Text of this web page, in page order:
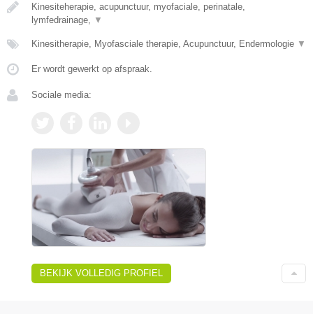
Kinesiteherapie, acupunctuur, myofaciale, perinatale,
lymfedrainage,
▼
Kinesitherapie, Myofasciale therapie, Acupunctuur, Endermologie ▼
Er wordt gewerkt op afspraak.
Sociale media:
BEKIJK VOLLEDIG PROFIEL